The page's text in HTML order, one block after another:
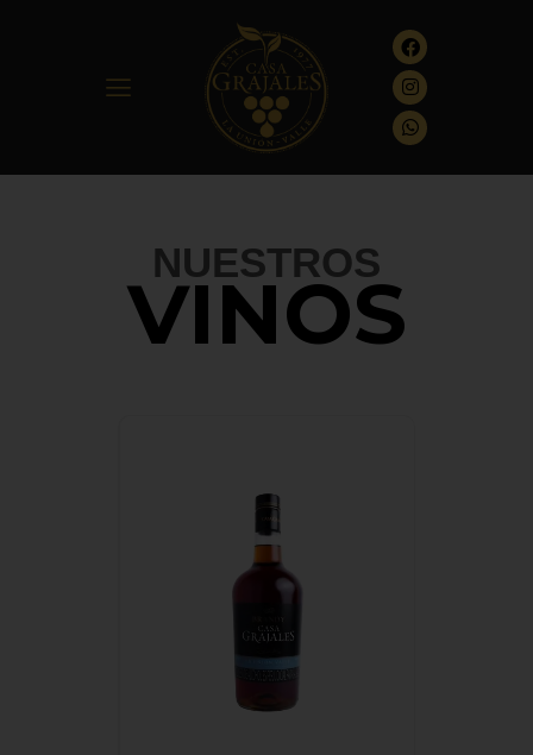
RECETAS
EXPERIENCIAS
DIRECTORIO
NUESTROS
VINOS